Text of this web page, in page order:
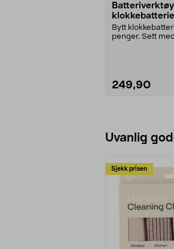
Bytt
penger. Sett
249,90
Uvanlig
Sjekk prisen